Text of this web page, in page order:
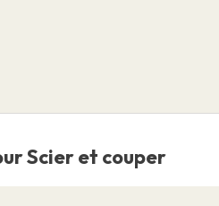
Scier et couper